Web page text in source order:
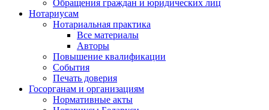
Обращения граждан и юридических лиц
Нотариусам
Нотариальная практика
Все материалы
Авторы
Повышение квалификации
События
Печать доверия
Госорганам и организациям
Нормативные акты